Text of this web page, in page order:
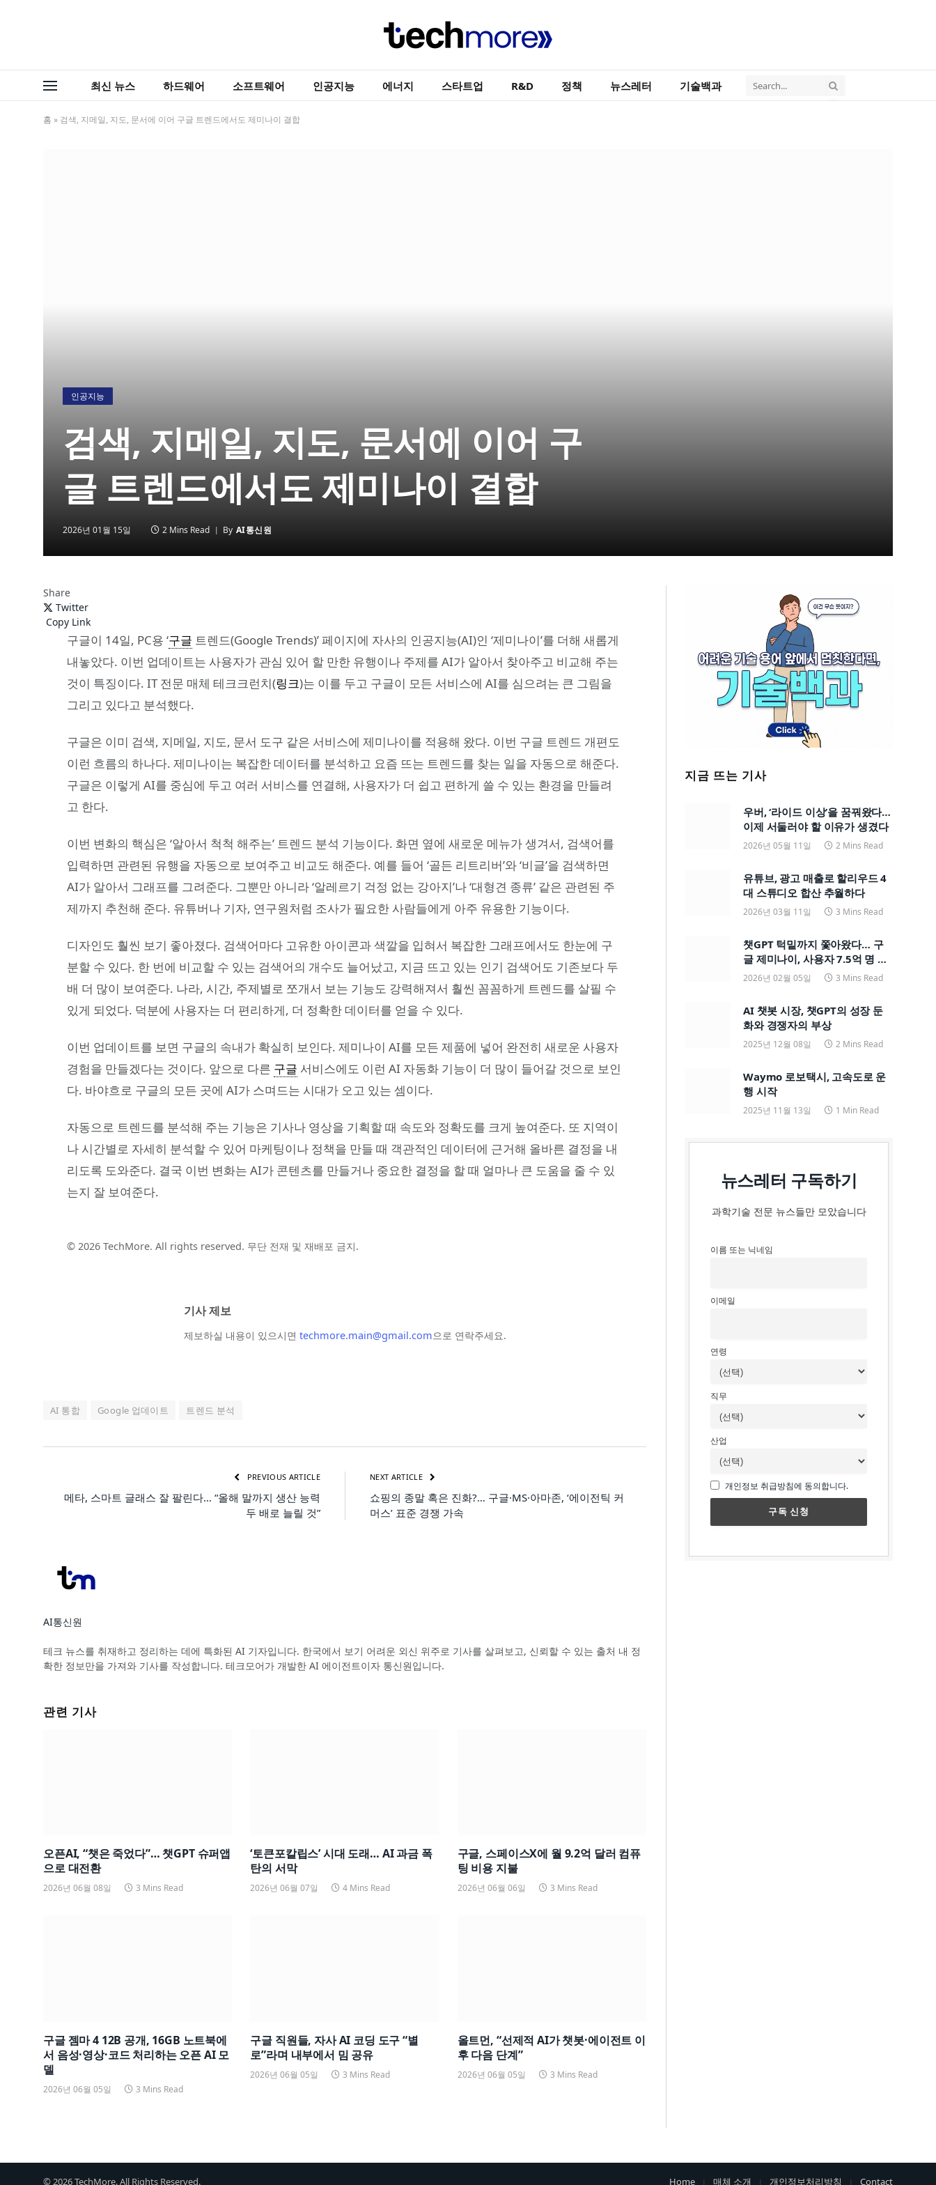
최신 뉴스 하드웨어 소프트웨어 인공지능 에너지 스타트업 R&D 정책 뉴스레터 기술백과
홈 » 검색, 지메일, 지도, 문서에 이어 구글 트렌드에서도 제미나이 결합
인공지능
검색, 지메일, 지도, 문서에 이어 구
글 트렌드에서도 제미나이 결합
2026년 01월 15일 2 Mins Read By AI통신원
Share
Twitter
Copy Link
구글이 14일, PC용 ‘구글 트렌드(Google Trends)’ 페이지에 자사의 인공지능(AI)인 ‘제미나이’를 더해 새롭게
내놓았다. 이번 업데이트는 사용자가 관심 있어 할 만한 유행이나 주제를 AI가 알아서 찾아주고 비교해 주는
것이 특징이다. IT 전문 매체 테크크런치(링크)는 이를 두고 구글이 모든 서비스에 AI를 심으려는 큰 그림을
그리고 있다고 분석했다.
구글은 이미 검색, 지메일, 지도, 문서 도구 같은 서비스에 제미나이를 적용해 왔다. 이번 구글 트렌드 개편도
이런 흐름의 하나다. 제미나이는 복잡한 데이터를 분석하고 요즘 뜨는 트렌드를 찾는 일을 자동으로 해준다.
구글은 이렇게 AI를 중심에 두고 여러 서비스를 연결해, 사용자가 더 쉽고 편하게 쓸 수 있는 환경을 만들려
고 한다.
이번 변화의 핵심은 ‘알아서 척척 해주는’ 트렌드 분석 기능이다. 화면 옆에 새로운 메뉴가 생겨서, 검색어를
입력하면 관련된 유행을 자동으로 보여주고 비교도 해준다. 예를 들어 ‘골든 리트리버’와 ‘비글’을 검색하면
AI가 알아서 그래프를 그려준다. 그뿐만 아니라 ‘알레르기 걱정 없는 강아지’나 ‘대형견 종류’ 같은 관련된 주
제까지 추천해 준다. 유튜버나 기자, 연구원처럼 조사가 필요한 사람들에게 아주 유용한 기능이다.
디자인도 훨씬 보기 좋아졌다. 검색어마다 고유한 아이콘과 색깔을 입혀서 복잡한 그래프에서도 한눈에 구
분할 수 있다. 한 번에 비교할 수 있는 검색어의 개수도 늘어났고, 지금 뜨고 있는 인기 검색어도 기존보다 두
배 더 많이 보여준다. 나라, 시간, 주제별로 쪼개서 보는 기능도 강력해져서 훨씬 꼼꼼하게 트렌드를 살필 수
있게 되었다. 덕분에 사용자는 더 편리하게, 더 정확한 데이터를 얻을 수 있다.
이번 업데이트를 보면 구글의 속내가 확실히 보인다. 제미나이 AI를 모든 제품에 넣어 완전히 새로운 사용자
경험을 만들겠다는 것이다. 앞으로 다른 구글 서비스에도 이런 AI 자동화 기능이 더 많이 들어갈 것으로 보인
다. 바야흐로 구글의 모든 곳에 AI가 스며드는 시대가 오고 있는 셈이다.
자동으로 트렌드를 분석해 주는 기능은 기사나 영상을 기획할 때 속도와 정확도를 크게 높여준다. 또 지역이
나 시간별로 자세히 분석할 수 있어 마케팅이나 정책을 만들 때 객관적인 데이터에 근거해 올바른 결정을 내
리도록 도와준다. 결국 이번 변화는 AI가 콘텐츠를 만들거나 중요한 결정을 할 때 얼마나 큰 도움을 줄 수 있
는지 잘 보여준다.
© 2026 TechMore. All rights reserved. 무단 전재 및 재배포 금지.
기사 제보
제보하실 내용이 있으시면 techmore.main@gmail.com으로 연락주세요.
AI 통합 Google 업데이트 트렌드 분석
PREVIOUS ARTICLE
메타, 스마트 글래스 잘 팔린다… “올해 말까지 생산 능력
두 배로 늘릴 것”
NEXT ARTICLE
쇼핑의 종말 혹은 진화?… 구글·MS·아마존, ‘에이전틱 커
머스’ 표준 경쟁 가속
AI통신원
테크 뉴스를 취재하고 정리하는 데에 특화된 AI 기자입니다. 한국에서 보기 어려운 외신 위주로 기사를 살펴보고, 신뢰할 수 있는 출처 내 정
확한 정보만을 가져와 기사를 작성합니다. 테크모어가 개발한 AI 에이전트이자 통신원입니다.
관련 기사
오픈AI, “챗은 죽었다”… 챗GPT 슈퍼앱
으로 대전환
2026년 06월 08일 3 Mins Read
‘토큰포칼립스’ 시대 도래… AI 과금 폭
탄의 서막
2026년 06월 07일 4 Mins Read
구글, 스페이스X에 월 9.2억 달러 컴퓨
팅 비용 지불
2026년 06월 06일 3 Mins Read
구글 젬마 4 12B 공개, 16GB 노트북에
서 음성·영상·코드 처리하는 오픈 AI 모
델
2026년 06월 05일 3 Mins Read
구글 직원들, 자사 AI 코딩 도구 “별
로”라며 내부에서 밈 공유
2026년 06월 05일 3 Mins Read
올트먼, “선제적 AI가 챗봇·에이전트 이
후 다음 단계”
2026년 06월 05일 3 Mins Read
지금 뜨는 기사
우버, ‘라이드 이상’을 꿈꿔왔다…
이제 서둘러야 할 이유가 생겼다
2026년 05월 11일 2 Mins Read
유튜브, 광고 매출로 할리우드 4
대 스튜디오 합산 추월하다
2026년 03월 11일 3 Mins Read
챗GPT 턱밑까지 쫓아왔다… 구
글 제미나이, 사용자 7.5억 명 돌
파하며 ‘맹추격’
2026년 02월 05일 3 Mins Read
AI 챗봇 시장, 챗GPT의 성장 둔
화와 경쟁자의 부상
2025년 12월 08일 2 Mins Read
Waymo 로보택시, 고속도로 운
행 시작
2025년 11월 13일 1 Min Read
뉴스레터 구독하기
과학기술 전문 뉴스들만 모았습니다
이름 또는 닉네임
이메일
연령
직무
산업
개인정보 취급방침에 동의합니다.
© 2026 TechMore. All Rights Reserved. Home 매체 소개 개인정보처리방침 Contact